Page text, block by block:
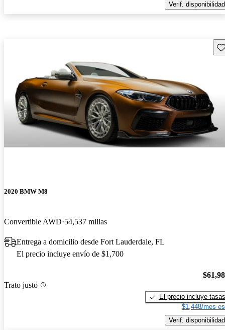
Verif. disponibilidad
2020 BMW M8
Convertible AWD 54,537 millas
Entrega a domicilio desde Fort Lauderdale, FL
El precio incluye envío de $1,700
Trato justo
El precio incluye tasas
$1,448/mes
Verif. disponibilidad